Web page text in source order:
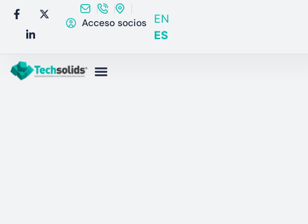
Acceso socios
EN
ES